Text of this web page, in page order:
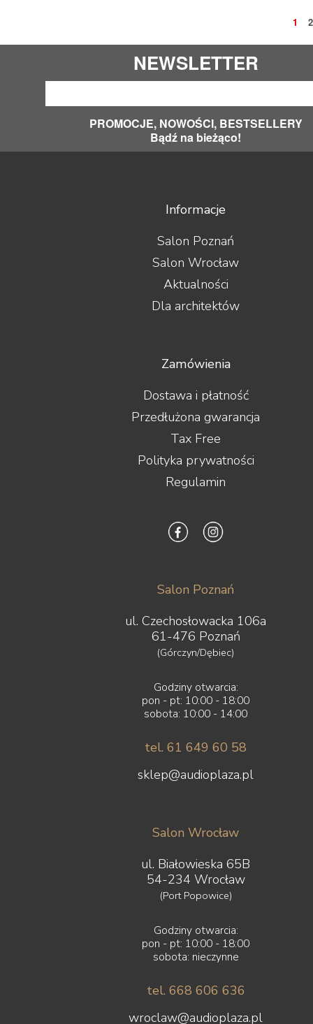
1 2
NEWSLETTER
PROMOCJE, NOWOŚCI, BESTSELLERY
Bądź na bieżąco!
Informacje
Salon Poznań
Salon Wrocław
Aktualności
Dla architektów
Zamówienia
Dostawa i płatność
Przedłużona gwarancja
Tax Free
Polityka prywatności
Regulamin
Salon Poznań
ul. Czechosłowacka 106a
61-476 Poznań
(Górczyn/Dębiec)
Godziny otwarcia:
pon - pt: 10:00 - 18:00
sobota: 10:00 - 14:00
tel. 61 649 60 58
sklep@audioplaza.pl
Salon Wrocław
ul. Białowieska 65B
54-234 Wrocław
(Port Popowice)
Godziny otwarcia:
pon - pt: 10:00 - 18:00
sobota: nieczynne
tel. 668 606 636
wroclaw@audioplaza.pl